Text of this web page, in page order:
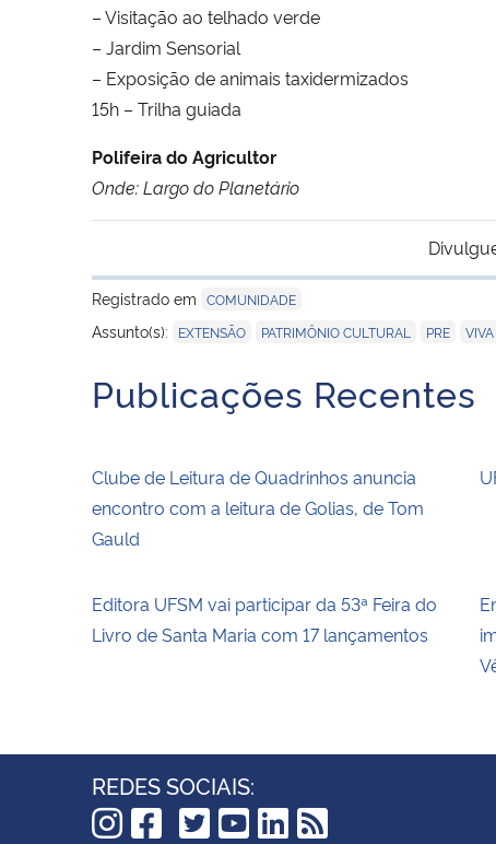
– Visitação ao telhado verde
– Jardim Sensorial
– Exposição de animais taxidermizados
15h – Trilha guiada
Polifeira do Agricultor
Onde: Largo do Planetário
Registrado em COMUNIDADE
Assunto(s): EXTENSÃO PATRIMÔNIO CULTURAL PRE
Publicações Recentes
Clube de Leitura de Quadrinhos anuncia
encontro com a leitura de Golias, de Tom
Gauld
Editora UFSM vai participar da 53ª Feira do
Livro de Santa Maria com 17 lançamentos
REDES SOCIAIS: